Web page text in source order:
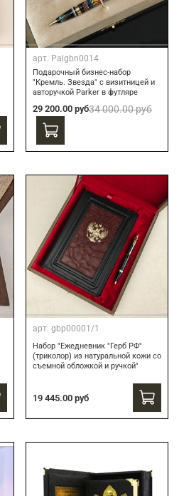
арт. Palgbn0014
Подарочный бизнес-набор
"Кремль. Звезда" с визитницей и
авторучкой Parker в футляре
29 200.00 руб34 000.00 руб
арт. gbp00001/1
Набор "Ежедневник "Герб РФ"
(триколор) из натуральной кожи со
съемной обложкой и ручкой"
19 445.00 руб